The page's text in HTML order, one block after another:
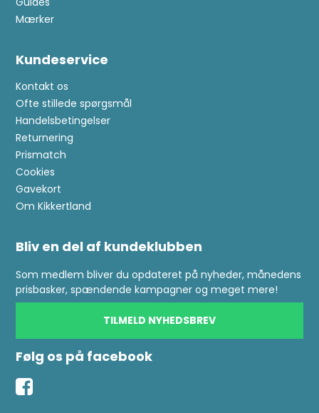
Mærker
Kundeservice
Kontakt os
Ofte stillede spørgsmål
Handelsbetingelser
Returnering
Prismatch
Cookies
Gavekort
Om Kikkertland
Bliv en del af kundeklubben
Som medlem bliver du opdateret på nyheder, månedens
prisbasker, spændende kampagner og meget mere!
TILMELD NYHEDSBREV
Følg os på facebook